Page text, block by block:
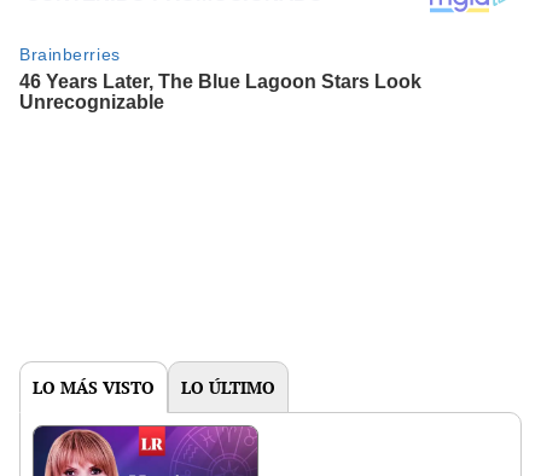
LO MÁS VISTO LO ÚLTIMO